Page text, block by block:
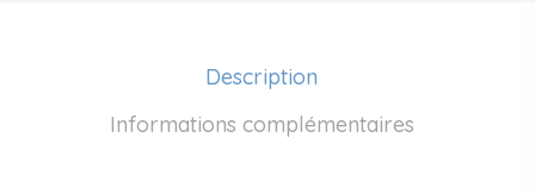
Description
Informations complémentaires